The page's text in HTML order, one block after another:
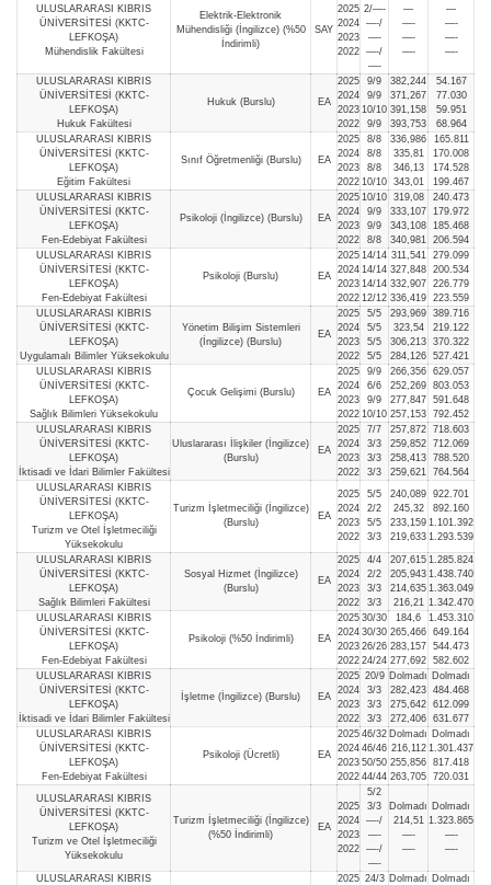
ULUSLARARASI KIBRIS
ÜNİVERSİTESİ (KKTC-
LEFKOŞA)
Mühendislik Fakültesi
Elektrik-Elektronik
Mühendisliği (İngilizce) (%50
İndirimli)
SAY
2025
2024
2023
2022
2/—-
—-/
—-
—-/
—-
—
—-
—-
—-
—
—-
—-
—-
ULUSLARARASI KIBRIS
ÜNİVERSİTESİ (KKTC-
LEFKOŞA)
Hukuk Fakültesi
Hukuk (Burslu) EA
2025
2024
2023
2022
9/9
9/9
10/10
9/9
382,244
371,267
391,158
393,753
54.167
77.030
59.951
68.964
ULUSLARARASI KIBRIS
ÜNİVERSİTESİ (KKTC-
LEFKOŞA)
Eğitim Fakültesi
Sınıf Öğretmenliği (Burslu) EA
2025
2024
2023
2022
8/8
8/8
8/8
10/10
336,986
335,81
346,13
343,01
165.811
170.008
174.528
199.467
ULUSLARARASI KIBRIS
ÜNİVERSİTESİ (KKTC-
LEFKOŞA)
Fen-Edebiyat Fakültesi
Psikoloji (İngilizce) (Burslu) EA
2025
2024
2023
2022
10/10
9/9
9/9
8/8
319,08
333,107
343,108
340,981
240.473
179.972
185.468
206.594
ULUSLARARASI KIBRIS
ÜNİVERSİTESİ (KKTC-
LEFKOŞA)
Fen-Edebiyat Fakültesi
Psikoloji (Burslu) EA
2025
2024
2023
2022
14/14
14/14
14/14
12/12
311,541
327,848
332,907
336,419
279.099
200.534
226.779
223.559
ULUSLARARASI KIBRIS
ÜNİVERSİTESİ (KKTC-
LEFKOŞA)
Uygulamalı Bilimler Yüksekokulu
Yönetim Bilişim Sistemleri
(İngilizce) (Burslu)
EA
2025
2024
2023
2022
5/5
5/5
5/5
5/5
293,969
323,54
306,213
284,126
389.716
219.122
370.322
527.421
ULUSLARARASI KIBRIS
ÜNİVERSİTESİ (KKTC-
LEFKOŞA)
Sağlık Bilimleri Yüksekokulu
Çocuk Gelişimi (Burslu) EA
2025
2024
2023
2022
9/9
6/6
9/9
10/10
266,356
252,269
277,847
257,153
629.057
803.053
591.648
792.452
ULUSLARARASI KIBRIS
ÜNİVERSİTESİ (KKTC-
LEFKOŞA)
İktisadi ve İdari Bilimler Fakültesi
Uluslararası İlişkiler (İngilizce)
(Burslu)
EA
2025
2024
2023
2022
7/7
3/3
3/3
3/3
257,872
259,852
258,413
259,621
718.603
712.069
788.520
764.564
ULUSLARARASI KIBRIS
ÜNİVERSİTESİ (KKTC-
LEFKOŞA)
Turizm ve Otel İşletmeciliği
Yüksekokulu
Turizm İşletmeciliği (İngilizce)
(Burslu)
EA
2025
2024
2023
2022
5/5
2/2
5/5
3/3
240,089
245,32
233,159
219,633
922.701
892.160
1.101.392
1.293.539
ULUSLARARASI KIBRIS
ÜNİVERSİTESİ (KKTC-
LEFKOŞA)
Sağlık Bilimleri Fakültesi
Sosyal Hizmet (İngilizce)
(Burslu)
EA
2025
2024
2023
2022
4/4
2/2
3/3
3/3
207,615
205,943
214,635
216,21
1.285.824
1.438.740
1.363.049
1.342.470
ULUSLARARASI KIBRIS
ÜNİVERSİTESİ (KKTC-
LEFKOŞA)
Fen-Edebiyat Fakültesi
Psikoloji (%50 İndirimli) EA
2025
2024
2023
2022
30/30
30/30
26/26
24/24
184,6
265,466
283,157
277,692
1.453.310
649.164
544.473
582.602
ULUSLARARASI KIBRIS
ÜNİVERSİTESİ (KKTC-
LEFKOŞA)
İktisadi ve İdari Bilimler Fakültesi
İşletme (İngilizce) (Burslu) EA
2025
2024
2023
2022
20/9
3/3
3/3
3/3
Dolmadı
282,423
275,642
272,406
Dolmadı
484.468
612.099
631.677
ULUSLARARASI KIBRIS
ÜNİVERSİTESİ (KKTC-
LEFKOŞA)
Fen-Edebiyat Fakültesi
Psikoloji (Ücretli) EA
2025
2024
2023
2022
46/32
46/46
50/50
44/44
Dolmadı
216,112
255,856
263,705
Dolmadı
1.301.437
817.418
720.031
ULUSLARARASI KIBRIS
ÜNİVERSİTESİ (KKTC-
LEFKOŞA)
Turizm ve Otel İşletmeciliği
Yüksekokulu
Turizm İşletmeciliği (İngilizce)
(%50 İndirimli)
EA
2025
2024
2023
2022
5/2
3/3
—-/
—-
—-/
—-
Dolmadı
214,51
—-
—-
Dolmadı
1.323.865
—-
—-
ULUSLARARASI KIBRIS
2025 24/3 Dolmadı Dolmadı